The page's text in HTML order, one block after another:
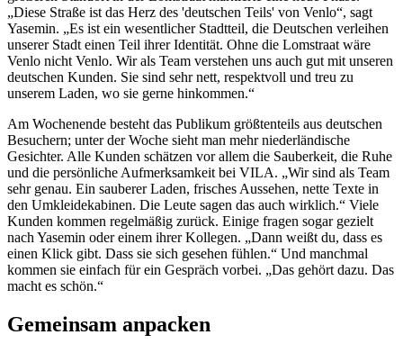
„Diese Straße ist das Herz des 'deutschen Teils' von Venlo“, sagt
Yasemin. „Es ist ein wesentlicher Stadtteil, die Deutschen verleihen
unserer Stadt einen Teil ihrer Identität. Ohne die Lomstraat wäre
Venlo nicht Venlo. Wir als Team verstehen uns auch gut mit unseren
deutschen Kunden. Sie sind sehr nett, respektvoll und treu zu
unserem Laden, wo sie gerne hinkommen.“
Am Wochenende besteht das Publikum größtenteils aus deutschen
Besuchern; unter der Woche sieht man mehr niederländische
Gesichter. Alle Kunden schätzen vor allem die Sauberkeit, die Ruhe
und die persönliche Aufmerksamkeit bei VILA. „Wir sind als Team
sehr genau. Ein sauberer Laden, frisches Aussehen, nette Texte in
den Umkleidekabinen. Die Leute sagen das auch wirklich.“ Viele
Kunden kommen regelmäßig zurück. Einige fragen sogar gezielt
nach Yasemin oder einem ihrer Kollegen. „Dann weißt du, dass es
einen Klick gibt. Dass sie sich gesehen fühlen.“ Und manchmal
kommen sie einfach für ein Gespräch vorbei. „Das gehört dazu. Das
macht es schön.“
Gemeinsam anpacken